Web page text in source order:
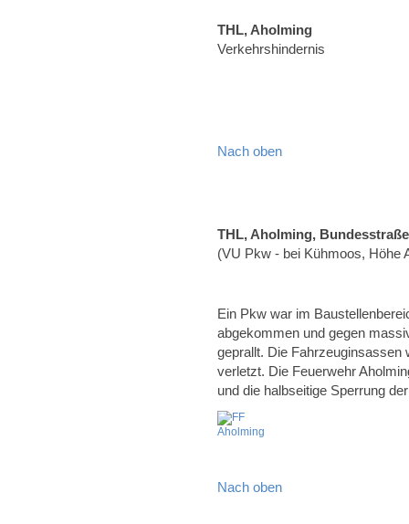
THL, Aholming
Verkehrshindernis
Nach oben
THL, Aholming,
(VU Pkw - bei Kühmoos, Höhe
Ein Pkw war im
abgekommen und gegen
geprallt. Die
verletzt. Die Feuerwehr
und die halbseitige Sperrung
Nach oben